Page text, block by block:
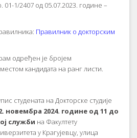
1/2407 од 05.07.2023. године –
Правилник о докторским
одређен је бројем
кандидата на ранг листи.
студената на Докторске студије
новембра 2024. године од 11 до
служби на Факултету
у Крагујевцу, улица